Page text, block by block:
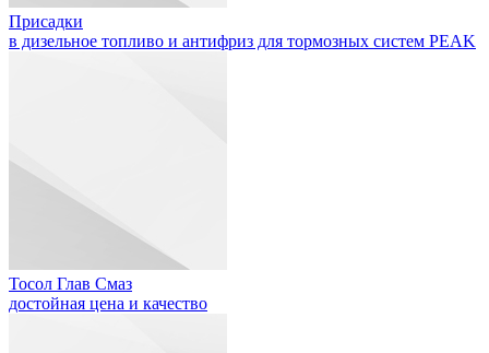
Присадки
в дизельное топливо и антифриз для тормозных систем PEAK
Тосол Глав Смаз
достойная цена и качество